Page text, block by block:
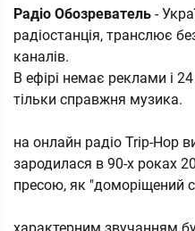
Радіо Обозреватель -
радіостанція, транслює
каналів.
В ефірі немає реклами і
тільки справжня музика.
на онлайн радіо Trip-Hop
зародилася в 90-х роках
пресою, як "доморіщений